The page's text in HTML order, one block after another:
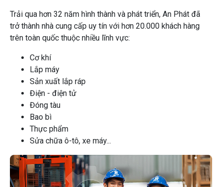
Trải qua hơn 32 năm hình thành và phát triển, An Phát đã
trở thành nhà cung cấp uy tín với hơn 20.000 khách hàng
trên toàn quốc thuộc nhiều lĩnh vực:
Cơ khí
Lắp máy
Sản xuất lắp ráp
Điện - điện tử
Đóng tàu
Bao bì
Thực phẩm
Sửa chữa ô-tô, xe máy...